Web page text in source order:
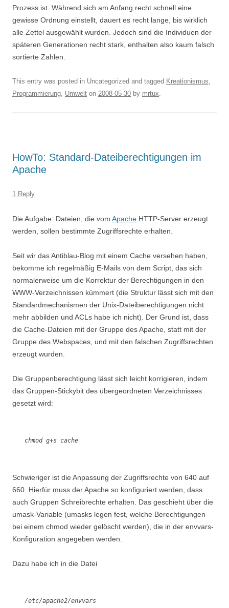
Prozess ist. Während sich am Anfang recht schnell eine
gewisse Ordnung einstellt, dauert es recht lange, bis wirklich
alle Zettel ausgewählt wurden. Jedoch sind die Individuen der
späteren Generationen recht stark, enthalten also kaum falsch
sortierte Zahlen.
This entry was posted in Uncategorized and tagged Kreationismus,
Programmierung, Umwelt on 2008-05-30 by mrtux.
HowTo: Standard-Dateiberechtigungen im
Apache
1 Reply
Die Aufgabe: Dateien, die vom Apache HTTP-Server erzeugt
werden, sollen bestimmte Zugriffsrechte erhalten.
Seit wir das Antiblau-Blog mit einem Cache versehen haben,
bekomme ich regelmäßig E-Mails von dem Script, das sich
normalerweise um die Korrektur der Berechtigungen in den
WWW-Verzeichnissen kümmert (die Struktur lässt sich mit den
Standardmechanismen der Unix-Dateiberechtigungen nicht
mehr abbilden und ACLs habe ich nicht). Der Grund ist, dass
die Cache-Dateien mit der Gruppe des Apache, statt mit der
Gruppe des Webspaces, und mit den falschen Zugriffsrechten
erzeugt wurden.
Die Gruppenberechtigung lässt sich leicht korrigieren, indem
das Gruppen-Stickybit des übergeordneten Verzeichnisses
gesetzt wird:
chmod g+s cache
Schwieriger ist die Anpassung der Zugriffsrechte von 640 auf
660. Hierfür muss der Apache so konfiguriert werden, dass
auch Gruppen Schreibrechte erhalten. Das geschieht über die
umask-Variable (umasks legen fest, welche Berechtigungen
bei einem chmod wieder gelöscht werden), die in der envvars-
Konfiguration angegeben werden.
Dazu habe ich in die Datei
/etc/apache2/envvars